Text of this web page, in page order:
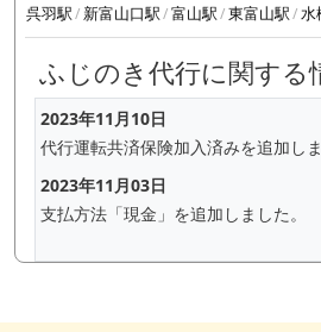
呉羽駅 新富山口駅 富山駅 東富山駅 水
ふじのき代行に関する
2023年11月10日
代行運転共済保険加入済みを追加しま
2023年11月03日
支払方法「現金」を追加しました。